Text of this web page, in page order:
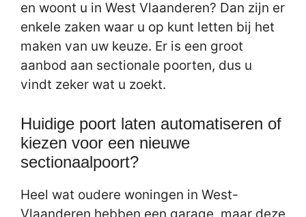
en woont u in West Vlaanderen? Dan zijn er
enkele zaken waar u op kunt letten bij het
maken van uw keuze. Er is een groot
aanbod aan sectionale poorten, dus u
vindt zeker wat u zoekt.
Huidige poort laten automatiseren of
kiezen voor een nieuwe
sectionaalpoort?
Heel wat oudere woningen in West-